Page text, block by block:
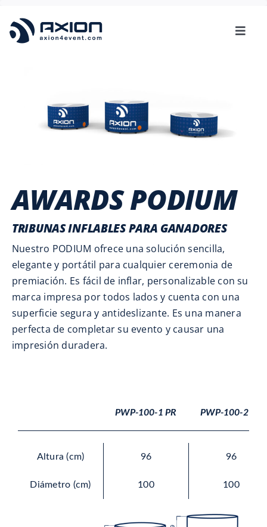
content
TENTIFY
SOBRE NOSOTROS
AWARDS PODIUM
TRIBUNAS INFLABLES PARA GANADORES
Nuestro PODIUM ofrece una solución sencilla,
elegante y portátil para cualquier ceremonia de
premiación. Es fácil de inflar, personalizable con su
marca impresa por todos lados y cuenta con una
superficie segura y antideslizante. Es una manera
perfecta de completar su evento y causar una
impresión duradera.
PWP-100-1 PR PWP-100-2 PR
Altura (cm) 96 96
Diámetro (cm) 100 100